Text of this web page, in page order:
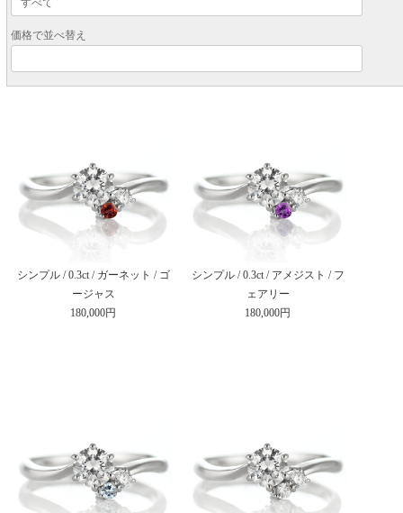
価格で並べ替え
シンプル / 0.3ct / ガーネット / ゴ
ージャス
180,000円
シンプル / 0.3ct / アメジスト / フ
ェアリー
180,000円